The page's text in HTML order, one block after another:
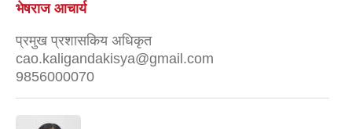
भेषराज आचार्य
प्रमुख प्रशासकिय अधिकृत
cao.kaligandakisya@gmail.com
9856000070